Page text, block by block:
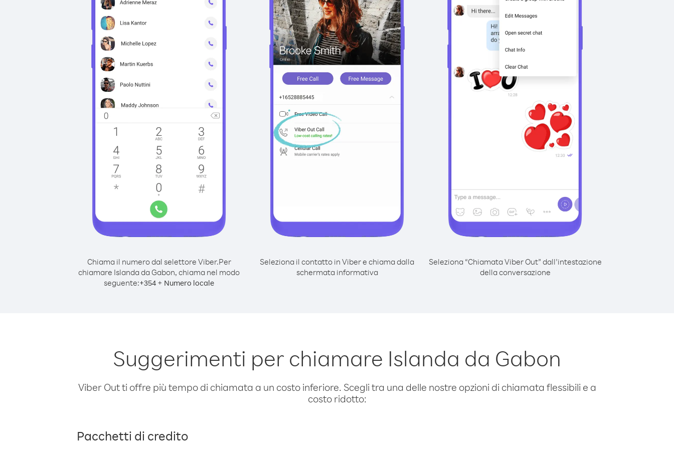
Chiama il numero dal selettore Viber.Per
chiamare Islanda da Gabon, chiama nel modo
seguente:+354 + Numero locale
Seleziona il contatto in Viber e chiama dalla
schermata informativa
Seleziona “Chiamata Viber Out” dall’intestazione
della conversazione
Suggerimenti per chiamare Islanda da Gabon
Viber Out ti offre più tempo di chiamata a un costo inferiore. Scegli tra una delle nostre opzioni di chiamata flessibili e a
costo ridotto:
Pacchetti di credito